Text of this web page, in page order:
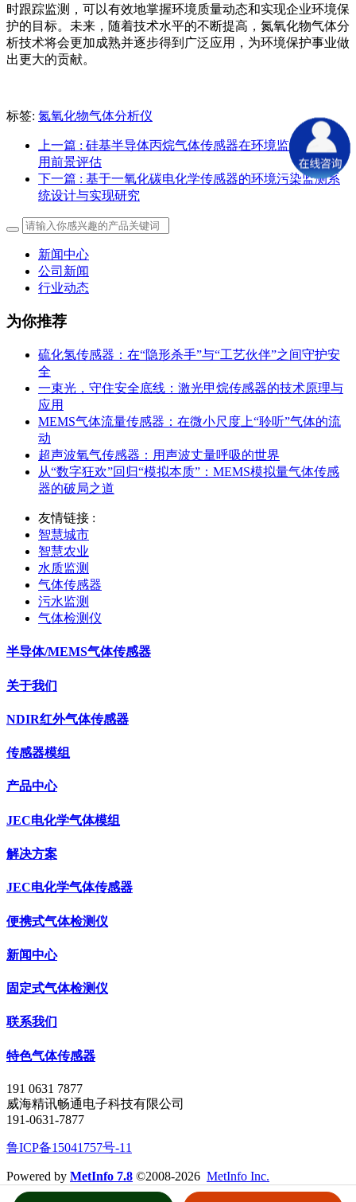
时跟踪监测，可以有效地掌握环境质量动态和实现企业环境保
护的目标。未来，随着技术水平的不断提高，氮氧化物气体分
析技术将会更加成熟并逐步得到广泛应用，为环境保护事业做
出更大的贡献。
标签: 氮氧化物气体分析仪​
上一篇 : 硅基半导体丙烷气体传感器在环境监测中的应
用前景评估
下一篇 : 基于一氧化碳电化学传感器的环境污染监测系
统设计与实现研究
新闻中心
公司新闻
行业动态
为你推荐
硫化氢传感器：在“隐形杀手”与“工艺伙伴”之间守护安
全
一束光，守住安全底线：激光甲烷传感器的技术原理与
应用
MEMS气体流量传感器：在微小尺度上“聆听”气体的流
动
超声波氧气传感器：用声波丈量呼吸的世界
从“数字狂欢”回归“模拟本质”：MEMS模拟量气体传感
器的破局之道
友情链接 :
智慧城市
智慧农业
水质监测
气体传感器
污水监测
气体检测仪
半导体/MEMS气体传感器
关于我们
NDIR红外气体传感器
传感器模组
产品中心
JEC电化学气体模组
解决方案
JEC电化学气体传感器
便携式气体检测仪
新闻中心
固定式气体检测仪
联系我们
特色气体传感器
191 0631 7877
威海精讯畅通电子科技有限公司
191-0631-7877
鲁ICP备15041757号-11
Powered by MetInfo 7.8 ©2008-2026 MetInfo Inc.